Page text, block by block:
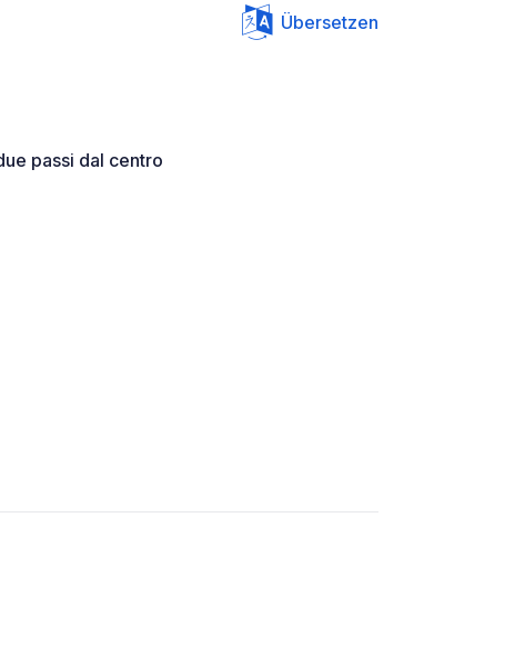
Übersetzen
passi dal centro